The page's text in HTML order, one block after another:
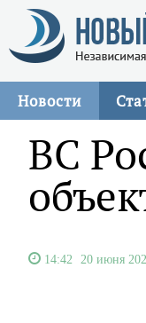
Новости
ВС
14:42 20 июня